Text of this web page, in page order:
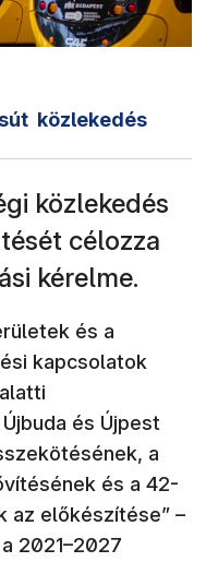
közlekedés
közlekedés
célozza
kérelme.
és a
kapcsolatok
és Újpest
a
és a 42-
az előkészítése” –
2021–2027